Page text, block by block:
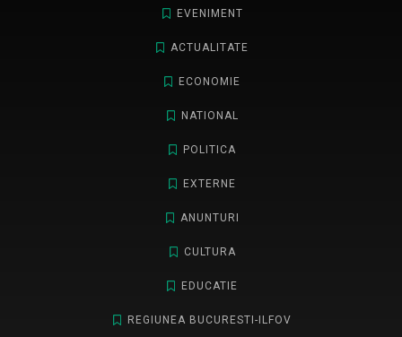
EVENIMENT
ACTUALITATE
ECONOMIE
NATIONAL
POLITICA
EXTERNE
ANUNTURI
CULTURA
EDUCATIE
REGIUNEA BUCURESTI-ILFOV